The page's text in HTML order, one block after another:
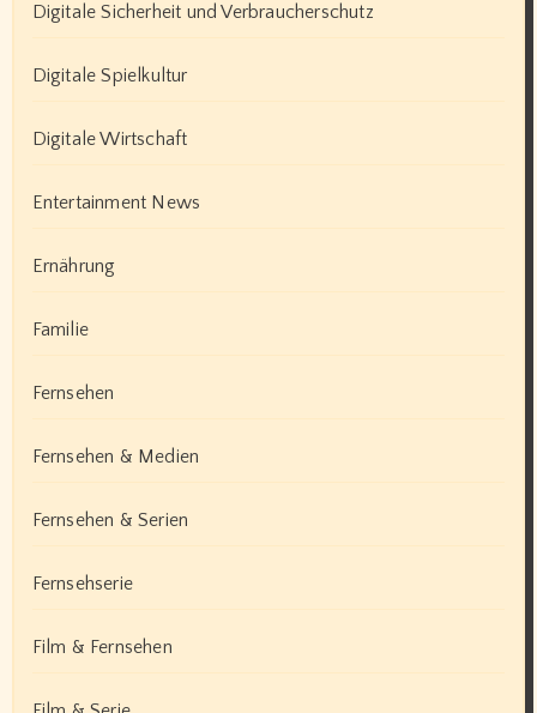
Digitale Sicherheit und Verbraucherschutz
Digitale Spielkultur
Digitale Wirtschaft
Entertainment News
Ernährung
Familie
Fernsehen
Fernsehen & Medien
Fernsehen & Serien
Fernsehserie
Film & Fernsehen